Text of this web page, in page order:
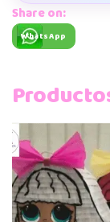
Share on:
WhatsApp